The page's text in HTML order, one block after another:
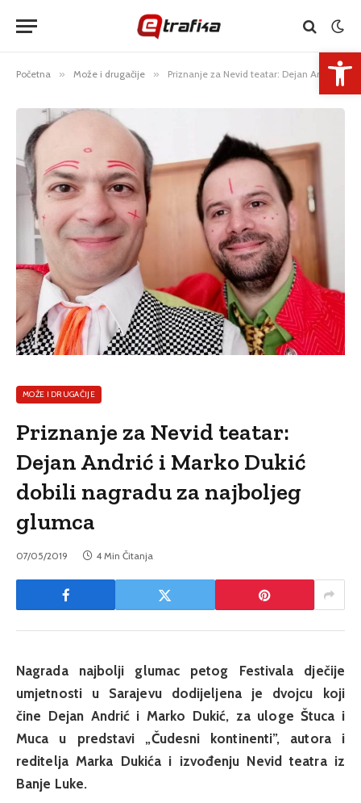
Početna » Može i drugačije » Priznanje za Nevid teatar: Dejan Andrić i Marko Dukić dobili nagradu za najboljeg glumca
MOŽE I DRUGAČIJE
Priznanje za Nevid teatar:
Dejan Andrić i Marko Dukić
dobili nagradu za najboljeg
glumca
07/05/2019 4 Min Čitanja
Nagrada najbolji glumac petog Festivala dječije
umjetnosti u Sarajevu dodijeljena je dvojcu koji
čine Dejan Andrić i Marko Dukić, za uloge Štuca i
Muca u predstavi „Čudesni kontinenti”, autora i
reditelja Marka Dukića i izvođenju Nevid teatra iz
Banje Luke.